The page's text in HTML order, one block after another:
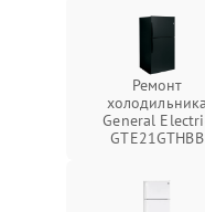
Ремонт
холодильника
General
GTE21GTHBB